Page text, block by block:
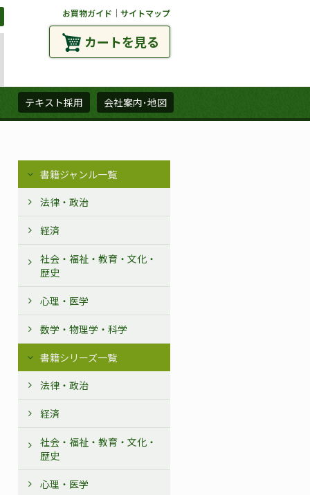
お買物ガイド ｜ サイトマップ
カートを見る
テキスト採用 会社案内･地図
書籍ジャンル一覧
法律・政治
経済
社会・福祉・教育・文化・
歴史
心理・医学
数学・物理学・科学
書籍シリーズ一覧
法律・政治
経済
社会・福祉・教育・文化・
歴史
心理・医学